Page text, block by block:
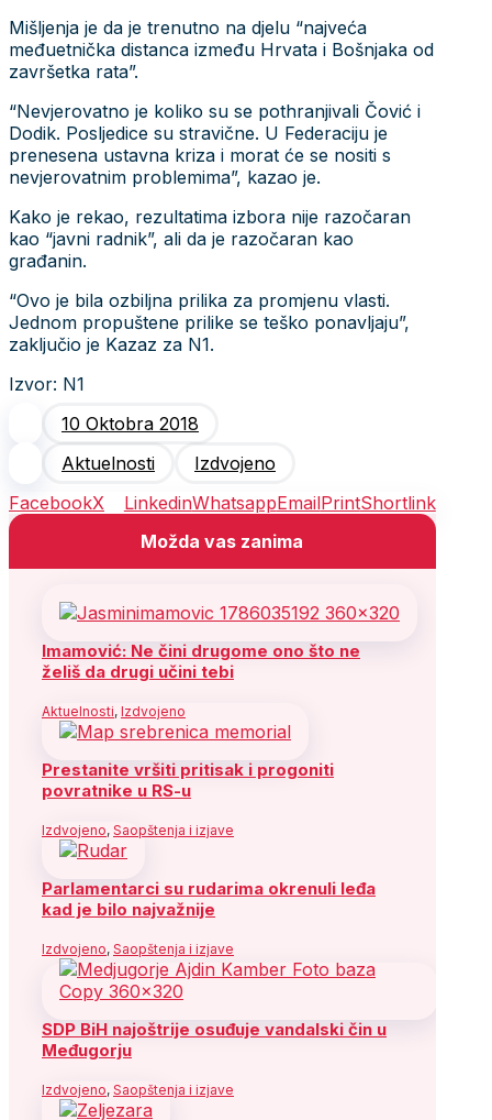
Mišljenja je da je trenutno na djelu “najveća
međuetnička distanca između Hrvata i Bošnjaka od
završetka rata”.
“Nevjerovatno je koliko su se pothranjivali Čović i
Dodik. Posljedice su stravične. U Federaciju je
prenesena ustavna kriza i morat će se nositi s
nevjerovatnim problemima”, kazao je.
Kako je rekao, rezultatima izbora nije razočaran
kao “javni radnik”, ali da je razočaran kao
građanin.
“Ovo je bila ozbiljna prilika za promjenu vlasti.
Jednom propuštene prilike se teško ponavljaju”,
zaključio je Kazaz za N1.
Izvor: N1
10 Oktobra 2018
Aktuelnosti
Izdvojeno
FacebookX LinkedinWhatsappEmailPrintShortlink
Možda vas zanima
Imamović: Ne čini drugome ono što ne
želiš da drugi učini tebi
Aktuelnosti, Izdvojeno
Prestanite vršiti pritisak i progoniti
povratnike u RS-u
Izdvojeno, Saopštenja i izjave
Parlamentarci su rudarima okrenuli leđa
kad je bilo najvažnije
Izdvojeno, Saopštenja i izjave
SDP BiH najoštrije osuđuje vandalski čin u
Međugorju
Izdvojeno, Saopštenja i izjave